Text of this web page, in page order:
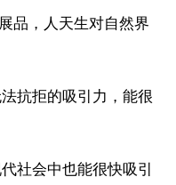
品，人天生对自然界
抗拒的吸引力，能很
社会中也能很快吸引